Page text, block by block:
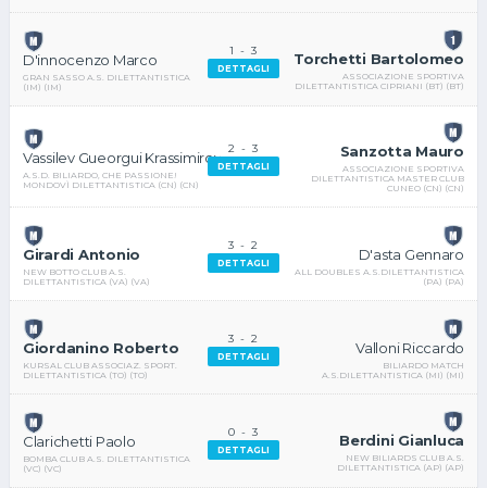
D'innocenzo Marco
GRAN SASSO A.S. DILETTANTISTICA
(IM) (IM)
1 -3
DETTAGLI
Torchetti Bartolomeo
ASSOCIAZIONE SPORTIVA
DILETTANTISTICA CIPRIANI (BT) (BT)
Vassilev Gueorgui Krassimirov
A.S.D. BILIARDO, CHE PASSIONE!
MONDOVÌ DILETTANTISTICA (CN) (CN)
2 -3
DETTAGLI
Sanzotta Mauro
ASSOCIAZIONE SPORTIVA
DILETTANTISTICA MASTER CLUB
CUNEO (CN) (CN)
Girardi Antonio
NEW BOTTO CLUB A.S.
DILETTANTISTICA (VA) (VA)
3 -2
DETTAGLI
D'asta Gennaro
ALL DOUBLES A.S.DILETTANTISTICA
(PA) (PA)
Giordanino Roberto
KURSAL CLUB ASSOCIAZ. SPORT.
DILETTANTISTICA (TO) (TO)
3 -2
DETTAGLI
Valloni Riccardo
BILIARDO MATCH
A.S.DILETTANTISTICA (MI) (MI)
Clarichetti Paolo
BOMBA CLUB A.S. DILETTANTISTICA
(VC) (VC)
0 -3
DETTAGLI
Berdini Gianluca
NEW BILIARDS CLUB A.S.
DILETTANTISTICA (AP) (AP)